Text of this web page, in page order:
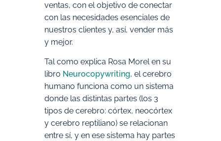
ventas, con el objetivo de conectar
con las necesidades esenciales de
nuestros clientes y, así, vender más
y mejor.
Tal como explica Rosa Morel en su
libro Neurocopywriting, el cerebro
humano funciona como un sistema
donde las distintas partes (los 3
tipos de cerebro: córtex, neocórtex
y cerebro reptiliano) se relacionan
entre sí, y en ese sistema hay partes